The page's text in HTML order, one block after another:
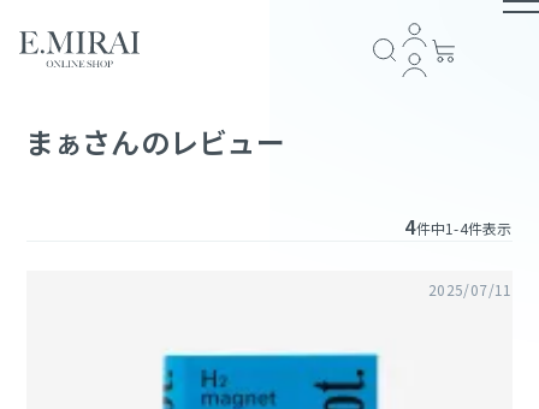
アイテム一覧
ブランドストーリー
E.MIRAI会員について
プライバシーポリシー
特定商取引法に基づく表記
お問い合わせ
まぁさんのレビュー
4件中1-4件表示
2025/07/11